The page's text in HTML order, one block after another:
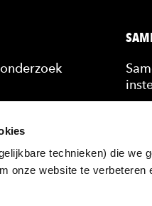
technieken) die we
onze website te verbeteren